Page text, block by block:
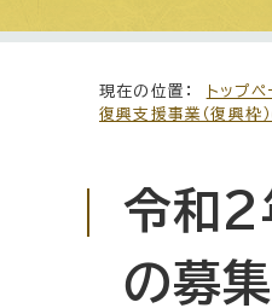
現在の位置： トップペ
復興支援事業（復興枠
令和2
の募集